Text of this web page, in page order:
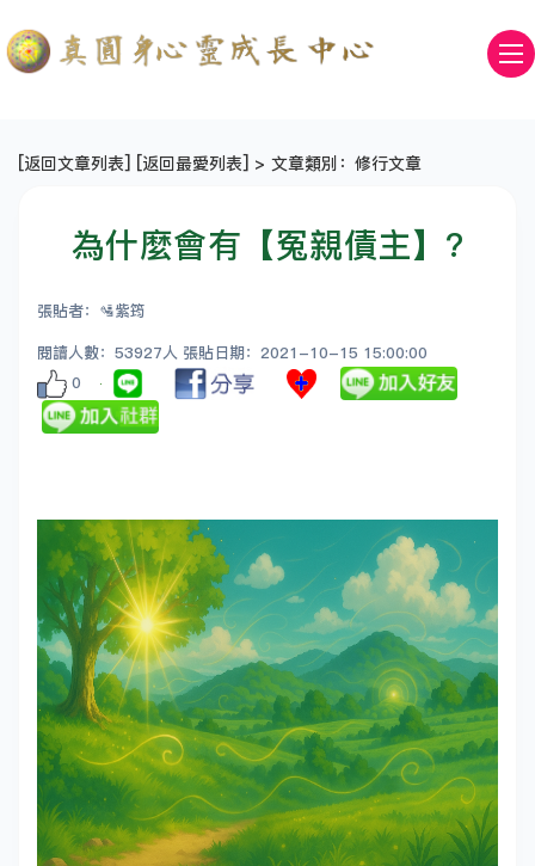
[返回文章列表] [返回最愛列表] > 文章類別：修行文章
為什麼會有【冤親債主】?
張貼者：🛂紫筠
閱讀人數：53927人 張貼日期：2021-10-15 15:00:00
0